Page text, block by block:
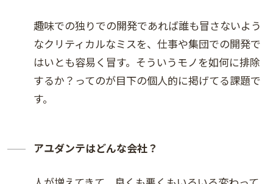
趣味での独りでの開発であれば誰も冒さないよう
なクリティカルなミスを、仕事や集団での開発で
はいとも容易く冒す。そういうモノを如何に排除
するか？ってのが目下の個人的に掲げてる課題で
す。
アユダンテはどんな会社？